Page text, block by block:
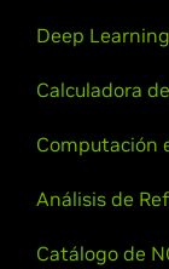
Deep
Calculadora
Computación
Análisis de
Catálogo de